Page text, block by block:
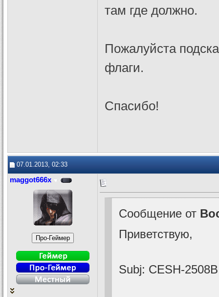
там где должно.
Пожалуйста
флаги.
Спасибо!
07.01.2013, 02:33
maggot666x
Сообщение от
Приветствую,
Subj: CESH-